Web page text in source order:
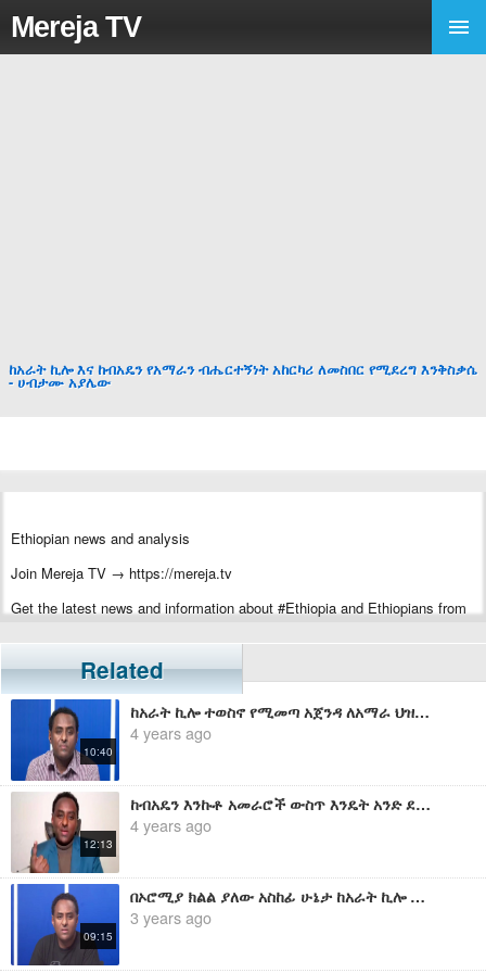
Mereja TV
ከአራት ኪሎ እና ከብአዴን የአማራን ብሔርተኝነት አከርካሪ ለመስበር የሚደረግ እንቅስቃሴ
- ሀብታሙ አያሌው
Ethiopian news and analysis
Join Mereja TV → https://mereja.tv
Get the latest news and information about #Ethiopia and Ethiopians from
For inquiry or additional information, visit Mereja.com
Mereja presents Ethiopian news, Ethiopian music, sports, arts, and
entertainment
Related
10:40
ከአራት ኪሎ ተወስኖ የሚመጣ አጀንዳ ለአማራ ህዝብ ምን ሊፈይድ? - ሀብታሙ አያሌው
4 years ago
12:13
ከብአዴን እንኩቶ አመራሮች ውስጥ እንዴት አንድ ደፋር ሰው ሊገኝ ቻለ? - ሀብታሙ አያሌው
4 years ago
09:15
በኦሮሚያ ክልል ያለው አስከፊ ሁኔታ ከአራት ኪሎ በቀጥታ አመራር የሚሰጥበት ኦፕሬሽን ነው - ሀብታሙ አያሌው
3 years ago